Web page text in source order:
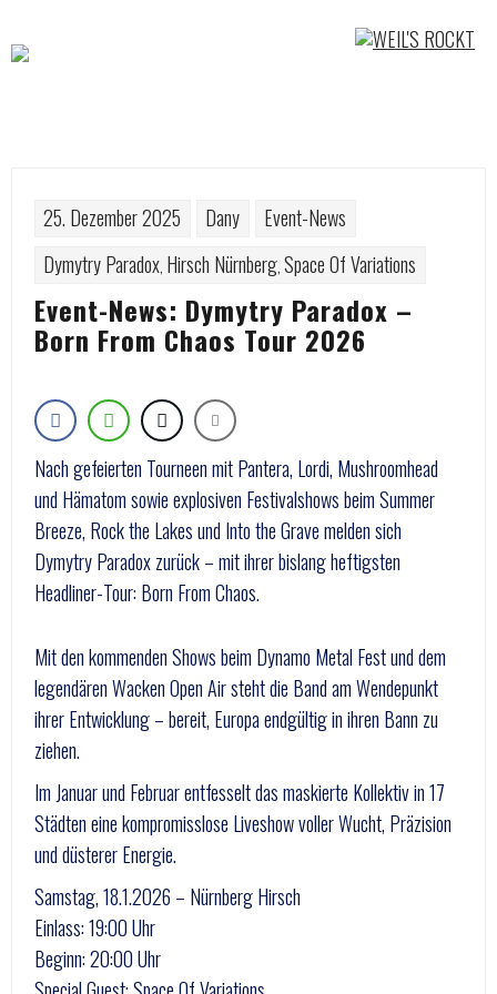
content
25. Dezember 2025 Dany
Event-News
Dymytry Paradox, Hirsch Nürnberg,Space Of Variations
Event-News: Dymytry Paradox –
Born From Chaos Tour 2026
Nach gefeierten Tourneen mit Pantera, Lordi, Mushroomhead
und Hämatom sowie explosiven Festivalshows beim Summer
Breeze, Rock the Lakes und Into the Grave melden sich
Dymytry Paradox zurück – mit ihrer bislang heftigsten
Headliner-Tour: Born From Chaos.
Mit den kommenden Shows beim Dynamo Metal Fest und dem
legendären Wacken Open Air steht die Band am Wendepunkt
ihrer Entwicklung – bereit, Europa endgültig in ihren Bann zu
ziehen.
Im Januar und Februar entfesselt das maskierte Kollektiv in 17
Städten eine kompromisslose Liveshow voller Wucht, Präzision
und düsterer Energie.
Samstag, 18.1.2026 – Nürnberg Hirsch
Einlass: 19:00 Uhr
Beginn: 20:00 Uhr